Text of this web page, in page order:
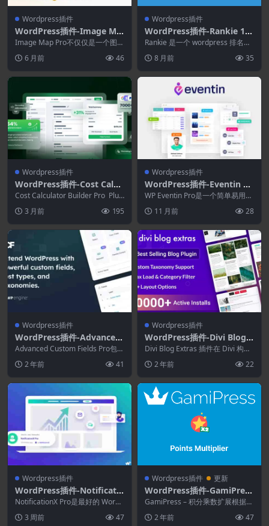
Wordpress插件
WordPress插件-Image Ma
p Pro for WordPress 6.0.4
2–交互式SVG图像地图生成器
Image Map Pro不仅仅是一个图像
是的，没...
6 月前 46
Wordpress插件
WordPress插件-Rankie 1.
8.4–WordPress Rank Track
er插件
Rankie 是一个 wordpress 排名检
8 月前 35
Wordpress插件
WordPress插件-Cost Calcu
lator Builder Pro 4.0.0
Cost Calculator Builder Pro Plug
3 月前 195
Wordpress插件
WordPress插件-Eventin Br
icks Addon 1.0.0[Eventin
Pro拓展]
WP Eventin Pro是一个简单易用的
11 月前 28
Wordpress插件
WordPress插件-Advanced
Custom Fields Pro Addon
s[Advanced Custom Fields
Pro拓展]
Advanced Custom Fields Pro包含
2 年前 41
Wordpress插件
WordPress插件-Divi Blog E
xtras 1.1.14
Divi Blog Extras 插件在 Divi 构建
2 年前 22
Wordpress插件
WordPress插件-Notificatio
nX Pro 3.1.5–WordPress营
销插件
NotificationX Pro是最好的 WordP
ress 营销插件，用于显...
3 周前 47
Wordpress插件 更新
WordPress插件-GamiPress
–Points Multiplier 1.0.0
GamiPress – 积分乘数扩展根据用
户获得的成就和排名添加积分...
2 年前 47